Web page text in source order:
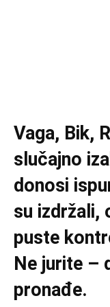
Vaga, Bik,
slučajno
donosi
su izdržali,
puste
Ne jurite –
pronađe.